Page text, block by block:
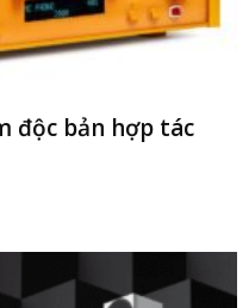
độc bản hợp tác